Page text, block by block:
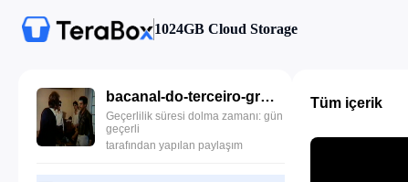
1024GB Cloud Storage
bacanal-do-terceiro-grau-1983.mp4
Geçerlilik süresi dolma zamanı: gün
geçerli
tarafından yapılan paylaşım
Tüm içerik